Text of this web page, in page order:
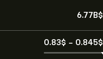
6.77B‎$‎
0.83‎$‎ - 0.845‎$‎